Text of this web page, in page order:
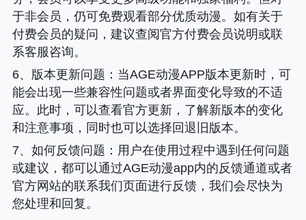
于非会员，仍可免费观看部分优质动漫。如有关于
付费会员的疑问，建议查阅官方付费会员说明或联
系客服咨询。
6、 版本更新问题 ：当AGE动漫APP版本更新时，可
能会出现一些兼容性问题或者界面变化导致的不适
应。此时，可以查看官方更新，了解新版本的变化
和注意事项，同时也可以选择回退旧版本。
7、 如何反馈问题 ：用户在使用过程中遇到任何问题
或建议，都可以通过AGE动漫app内的反馈通道或者
官方网站的联系我们页面进行反馈，我们会尽快为
您处理和回复。